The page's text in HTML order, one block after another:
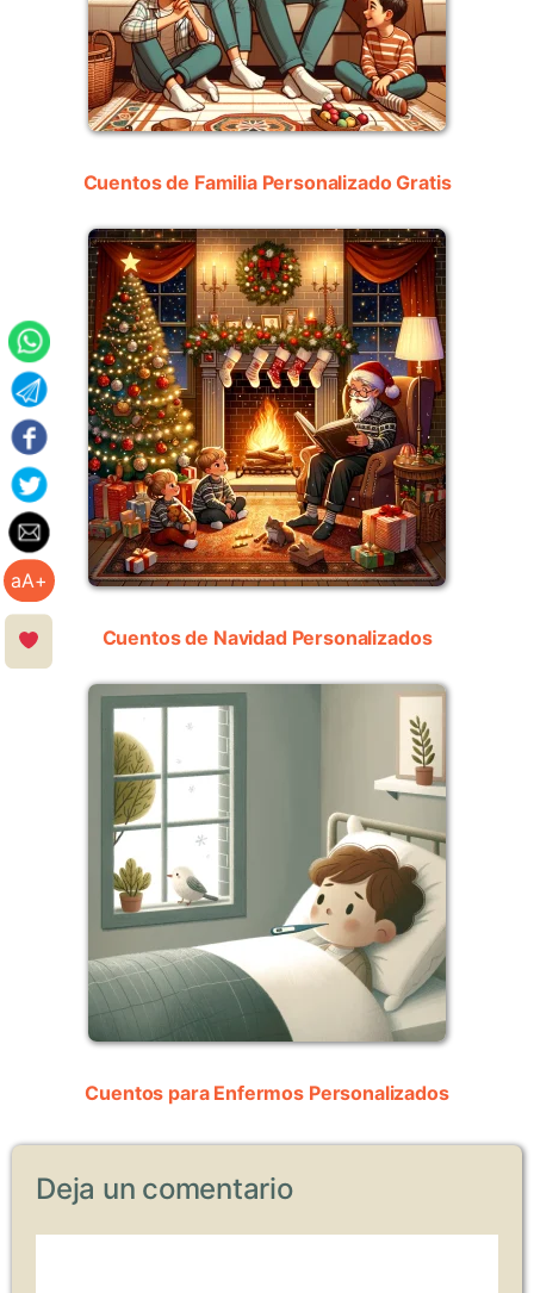
aA+
Cuentos de Familia Personalizado Gratis
Cuentos de Navidad Personalizados
Cuentos para Enfermos Personalizados
Deja un comentario